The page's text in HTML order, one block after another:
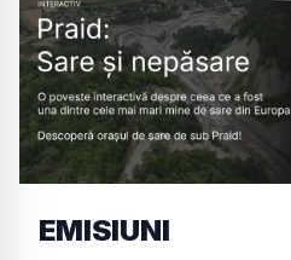
EMISIUNI